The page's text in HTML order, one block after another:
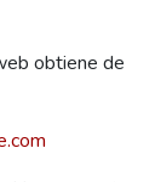
obtiene de